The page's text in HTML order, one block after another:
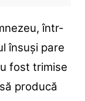
într-
însuși pare
fost trimise
producă